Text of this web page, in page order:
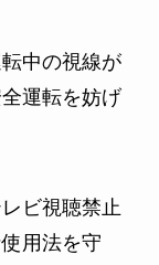
中の視線が
運転を妨げ
ビ視聴禁止
用法を守